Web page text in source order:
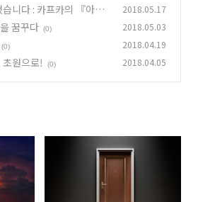
니다 : 카프카의 『아버
2018.05.17
꿈꾸다 (0) 2018.05.03
(0) 2018.04.19
원으로! (0) 2018.04.05